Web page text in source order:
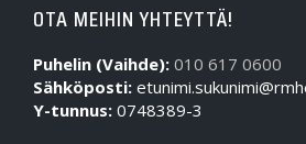
OTA MEIHIN YHTEYTTÄ!
Puhelin (Vaihde): 010 617 0600
Sähköposti:
Y-tunnus: 0748389-3